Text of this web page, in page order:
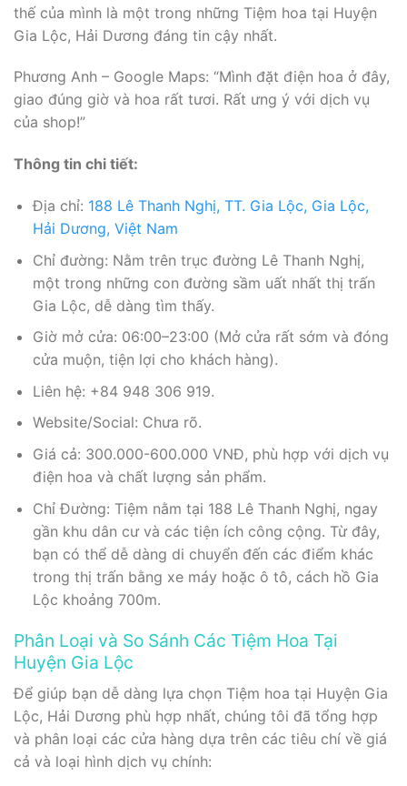
thế của mình là một trong những Tiệm hoa tại Huyện
Gia Lộc, Hải Dương đáng tin cậy nhất.
Phương Anh – Google Maps: “Mình đặt điện hoa ở đây,
giao đúng giờ và hoa rất tươi. Rất ưng ý với dịch vụ
của shop!”
Thông tin chi tiết:
Địa chỉ: 188 Lê Thanh Nghị, TT. Gia Lộc, Gia Lộc,
Hải Dương, Việt Nam
Chỉ đường: Nằm trên trục đường Lê Thanh Nghị,
một trong những con đường sầm uất nhất thị trấn
Gia Lộc, dễ dàng tìm thấy.
Giờ mở cửa: 06:00–23:00 (Mở cửa rất sớm và đóng
cửa muộn, tiện lợi cho khách hàng).
Liên hệ: +84 948 306 919.
Website/Social: Chưa rõ.
Giá cả: 300.000-600.000 VNĐ, phù hợp với dịch vụ
điện hoa và chất lượng sản phẩm.
Chỉ Đường: Tiệm nằm tại 188 Lê Thanh Nghị, ngay
gần khu dân cư và các tiện ích công cộng. Từ đây,
bạn có thể dễ dàng di chuyển đến các điểm khác
trong thị trấn bằng xe máy hoặc ô tô, cách hồ Gia
Lộc khoảng 700m.
Phân Loại và So Sánh Các Tiệm Hoa Tại
Huyện Gia Lộc
Để giúp bạn dễ dàng lựa chọn Tiệm hoa tại Huyện Gia
Lộc, Hải Dương phù hợp nhất, chúng tôi đã tổng hợp
và phân loại các cửa hàng dựa trên các tiêu chí về giá
cả và loại hình dịch vụ chính: